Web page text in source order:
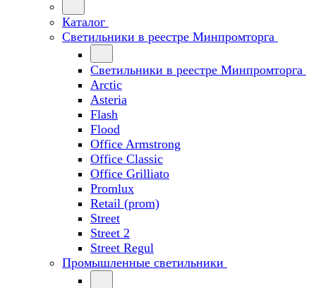
Каталог
Светильники в реестре Минпромторга
Светильники в реестре Минпромторга
Arctic
Asteria
Flash
Flood
Office Armstrong
Office Classic
Office Grilliato
Promlux
Retail (prom)
Street
Street 2
Street Regul
Промышленные светильники